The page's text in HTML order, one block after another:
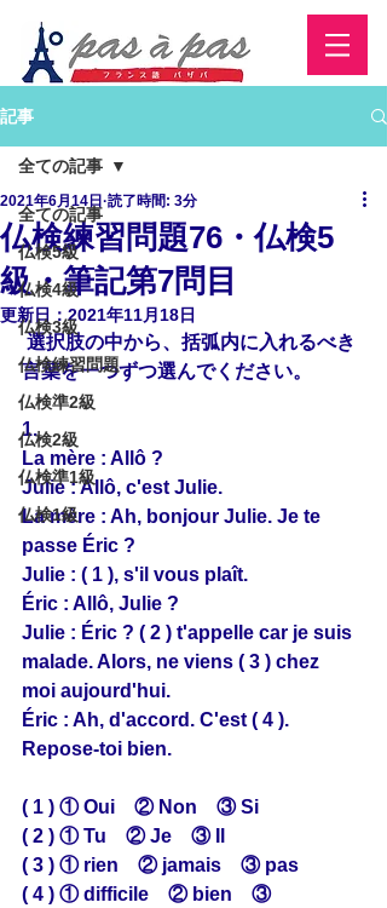
記事
全ての記事
仏検5級
仏検4級
仏検3級
仏検練習問題
仏検準2級
仏検2級
仏検準1級
仏検1級
全ての記事
仏検練習問題76・仏検5
級・筆記第7問目
2021年6月14日 読了時間: 3分
更新日：2021年11月18日
選択肢の中から、括弧内に入れるべき
言葉を一つずつ選んでください。
1.
La mère : Allô ?
Julie : Allô, c'est Julie.
La mère : Ah, bonjour Julie. Je te
passe Éric ?
Julie : ( 1 ), s'il vous plaît.
Éric : Allô, Julie ?
Julie : Éric ? ( 2 ) t'appelle car je suis
malade. Alors, ne viens ( 3 ) chez
moi aujourd'hui.
Éric : Ah, d'accord. C'est ( 4 ).
Repose-toi bien.
( 1 ) ① Oui　② Non　③ Si
( 2 ) ① Tu　② Je　③ Il
( 3 ) ① rien　② jamais　③ pas
( 4 ) ① difficile　② bien　③